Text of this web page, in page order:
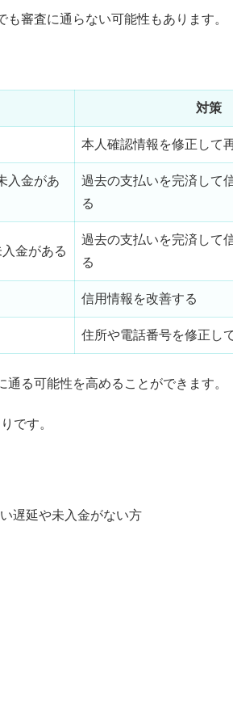
審査に通らない可能性もあります。
対策
本人確認情報を修正して
入金があ
過去の支払いを完済して
る
金がある
過去の支払いを完済して
る
信用情報を改善する
住所や電話番号を修正し
る可能性を高めることができます。
です。
遅延や未入金がない方